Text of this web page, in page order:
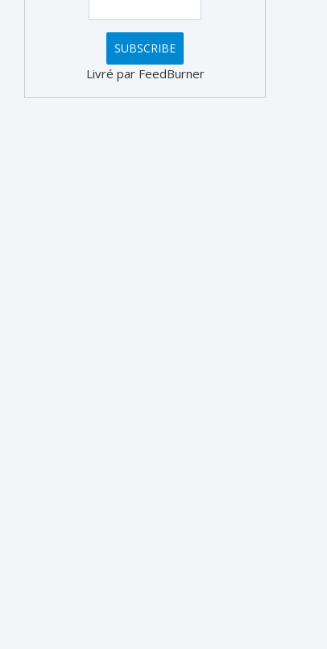
Livré par FeedBurner